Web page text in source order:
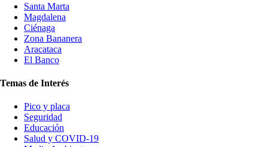
Santa Marta
Magdalena
Ciénaga
Zona Bananera
Aracataca
El Banco
Temas de Interés
Pico y placa
Seguridad
Educación
Salud y COVID-19